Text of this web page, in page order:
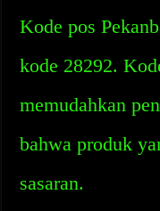
Kode pos
kode 28292.
memudahkan
bahwa produk
sasaran.